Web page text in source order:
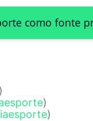
como fonte
)
)
)